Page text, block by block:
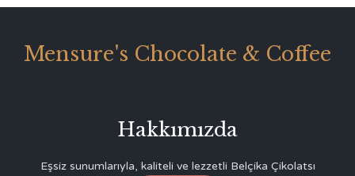
Mensure's Chocolate & Coffee
Hakkımızda
Eşsiz sunumlarıyla, kaliteli ve lezzetli Belçika Çikolatsı